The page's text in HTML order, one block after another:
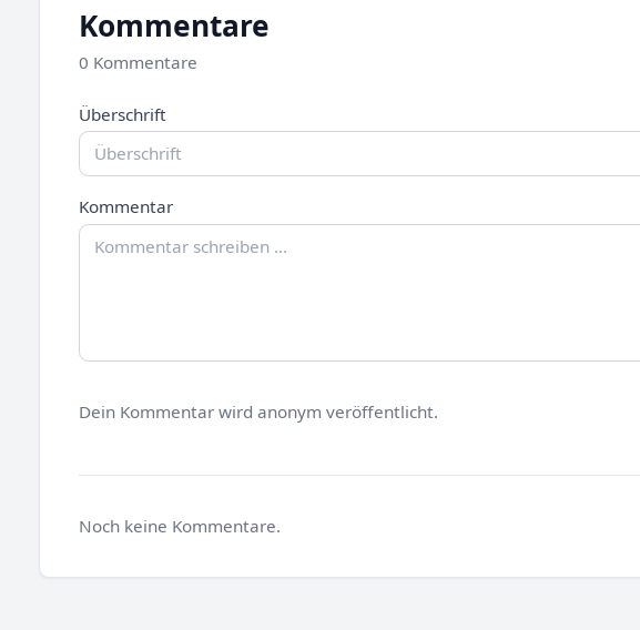
Kommentare
0 Kommentare
Überschrift
Kommentar
Dein Kommentar wird anonym veröffentlicht.
Noch keine Kommentare.